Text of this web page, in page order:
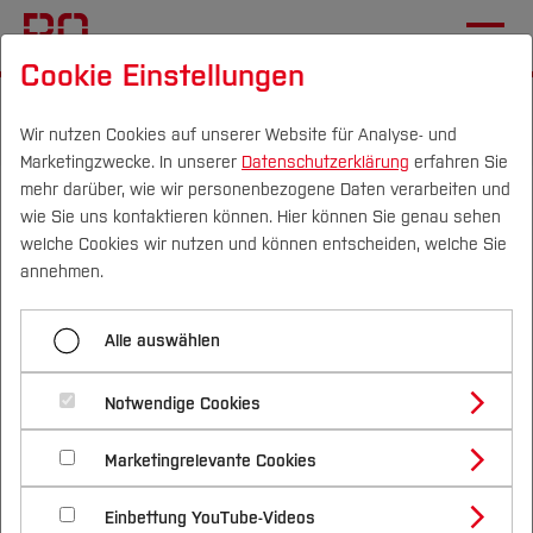
Campus Personen DE|EN Quicklinks
Studium
Studienangebote
Bachelorstudiengänge
Masterstudiengänge
Vor dem Studium
Bewerben & Einschreiben
Bewerbungsportal
Im Studium
Studienbüros und Prüfungen
Nach dem Studium
Forschung & Transfer
Profil
Forschungs- und Transferprofil
Schwerpunkte (FuT)
Beratung & Förderung
Nachhaltigkeit
Nachhaltigkeit studieren
International
Hochschulbibliothek
Aktuelles Meldungen
360 Grad, digital und voller
Informationen
06.10.2020
... die virtuellen Rundgänge durch
die Fachbibliotheken
Cookie Einstellungen
Wir nutzen Cookies auf unserer Website für Analyse- und
Marketingzwecke. In unserer Datenschutzerklärung erfahren Sie
mehr darüber, wie wir personenbezogene Daten verarbeiten und
wie Sie uns kontaktieren können. Hier können Sie genau sehen
welche Cookies wir nutzen und können entscheiden, welche Sie
annehmen.
Alle auswählen
Notwendige Cookies
Marketingrelevante Cookies
Einbettung YouTube-Videos